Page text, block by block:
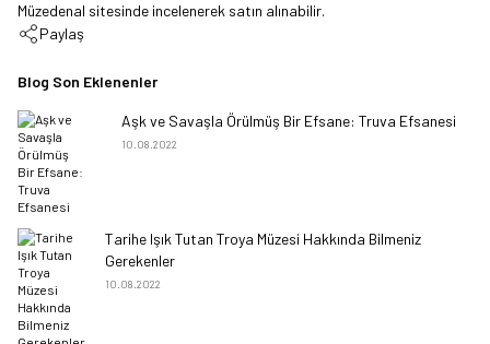
Müzedenal sitesinde incelenerek satın alınabilir.
Paylaş
Blog Son Eklenenler
Aşk ve Savaşla Örülmüş Bir Efsane: Truva Efsanesi
10.08.2022
Tarihe Işık Tutan Troya Müzesi Hakkında Bilmeniz
Gerekenler
10.08.2022